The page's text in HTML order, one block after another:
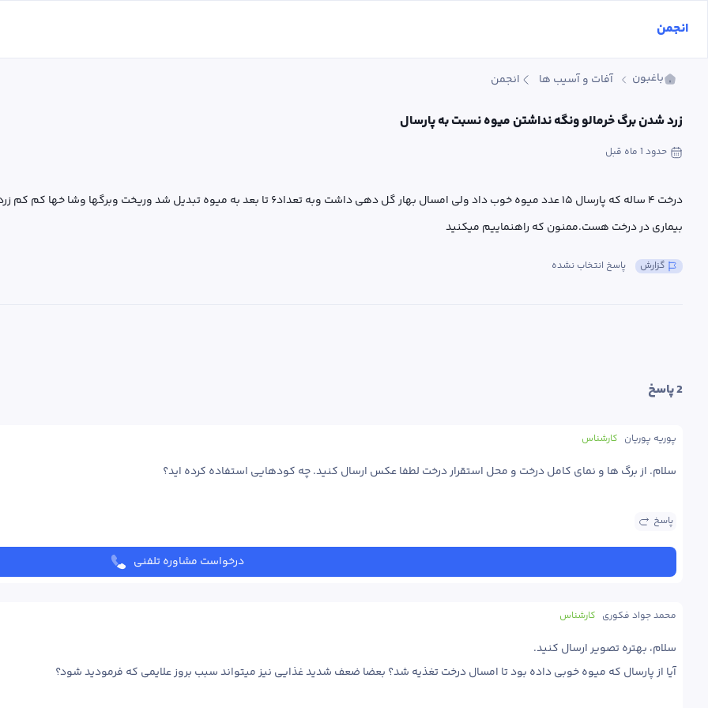
باغبون آفات و آسیب ها انجمن
زرد شدن برگ خرمالو ونگه نداشتن میوه نسبت به پارسال
حدود 1 ماه قبل
بیماری در درخت هست.ممنون که راهنماییم میکنید
پاسخ انتخاب نشده گزارش
2 پاسخ
کارشناس پوریه پوریان
سلام. از برگ ها و نمای کامل درخت و محل استقرار درخت لطفا عکس ارسال کنید. چه کودهایی استفاده کرده اید؟
پاسخ
درخواست مشاوره تلفنی
کارشناس محمد جواد فکوری
آیا از پارسال که میوه خوبی داده بود تا امسال درخت تغذیه شد؟ بعضا ضعف شدید غذایی نیز میتواند سبب بروز علایمی که فرمودید شود؟
انجمن